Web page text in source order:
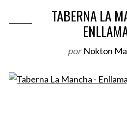
c
h
:
TABERNA LA
por Nokton